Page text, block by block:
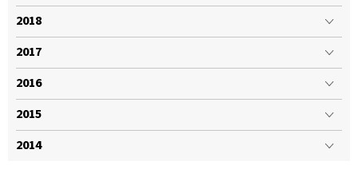
2018
2017
2016
2015
2014